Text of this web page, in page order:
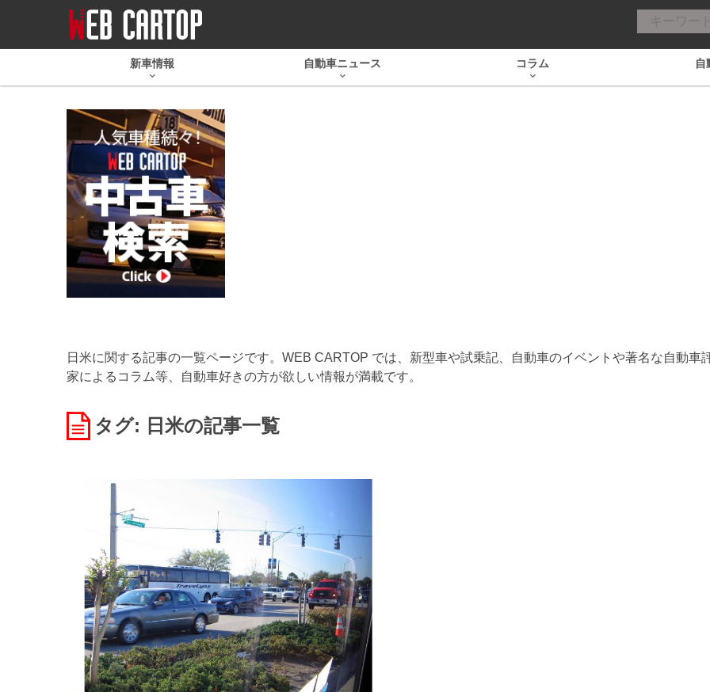
新車情報 自動車ニュース コラム 自
日米に関する記事の一覧ページです。WEB CARTOP では、新型車や試乗記、自動車のイベントや著名な自動車
家によるコラム等、自動車好きの方が欲しい情報が満載です。
タグ: 日米の記事一覧